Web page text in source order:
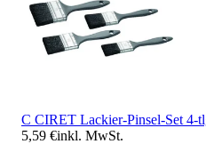
C CIRET Lackier-Pinsel-Set 4-
5,59 €inkl. MwSt.